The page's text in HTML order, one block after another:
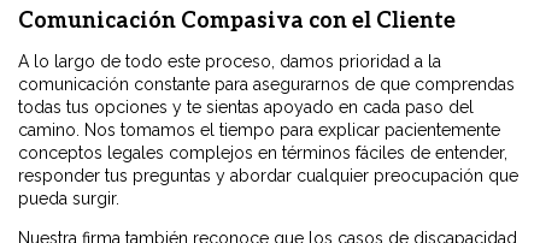
Comunicación Compasiva con el Cliente
A lo largo de todo este proceso, damos prioridad a la
comunicación constante para asegurarnos de que comprendas
todas tus opciones y te sientas apoyado en cada paso del
camino. Nos tomamos el tiempo para explicar pacientemente
conceptos legales complejos en términos fáciles de entender,
responder tus preguntas y abordar cualquier preocupación que
pueda surgir.
Nuestra firma también reconoce que los casos de discapacidad